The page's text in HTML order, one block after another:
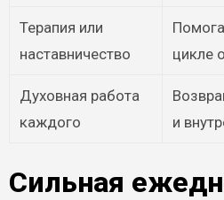
Терапия или
наставничество
цикле
Духовная работа
каждого
и
Сильная